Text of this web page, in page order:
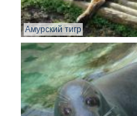
Амурский тигр